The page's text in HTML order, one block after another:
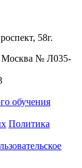
58г.
Москва № Л035-
обучения
Политика